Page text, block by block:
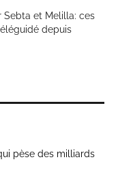
Sebta et Melilla: ces
depuis
pèse des milliards